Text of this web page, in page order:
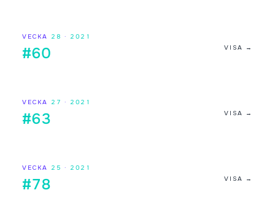
VECKA 28 · 2021
#60 VISA →
VECKA 27 · 2021
#63 VISA →
VECKA 25 · 2021
#78 VISA →